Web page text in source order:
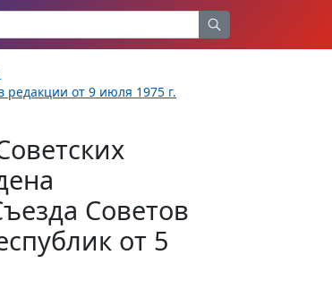
редакции от 9 июля 1975 г.
Советов
от 5